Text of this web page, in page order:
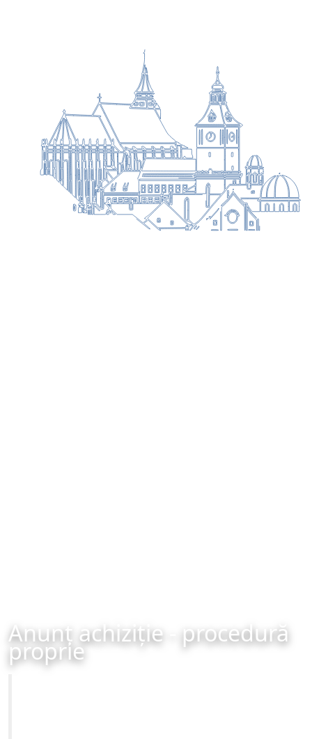
Anunț achiziție - procedură
proprie